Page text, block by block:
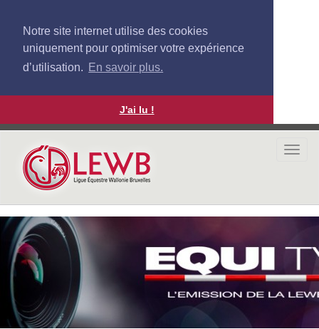
Notre site internet utilise des cookies
uniquement pour optimiser votre expérience
d’utilisation. En savoir plus.
J'ai lu !
Aller
contenu
principal